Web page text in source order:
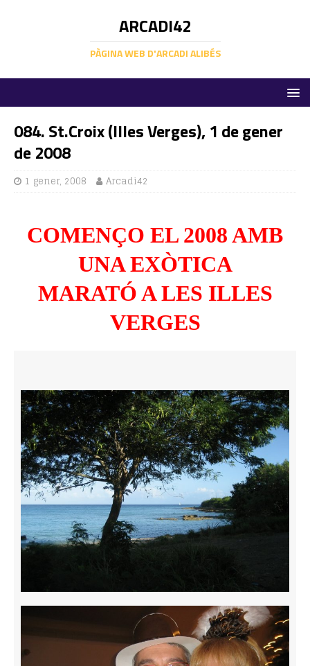
ARCADI42
PÀGINA WEB D'ARCADI ALIBÉS
084. St.Croix (Illes Verges), 1 de gener
de 2008
1 gener, 2008 Arcadi42
COMENÇO EL 2008 AMB
UNA EXÒTICA
MARATÓ A LES ILLES
VERGES